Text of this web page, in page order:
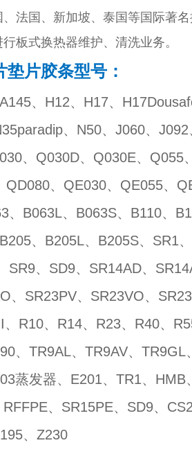
法国、新加坡、泰国等国际著
板式换热器维护、清洗业务。
片胶条型号：
、H12、H17、
、N50、J060、
、Q030D、Q030E、Q055
、QE030、QE055、
、B063L、B063S、B110、
、B205L、B205S、SR1
SR9、SD9、SR14AD、
、SR23PV、SR23VO、
R10、R14、R23、R40、
、TR9AL、TR9AV、
蒸发器、E201、TR1、HMB
、SR15PE、SD9、
、Z230